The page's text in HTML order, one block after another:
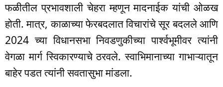
फळीतील प्रभावशाली चेहरा म्हणून मादनाईक यांची ओळख
होती. मात्र, काळाच्या फेरबदलात विचारांचे सूर बदलले आणि
2024 च्या विधानसभा निवडणुकीच्या पार्श्वभूमीवर त्यांनी
वेगळा मार्ग स्विकारण्याचे ठरवले. स्वाभिमानाच्या गाभाऱ्यातून
बाहेर पडत त्यांनी सवतासुभा मांडला.